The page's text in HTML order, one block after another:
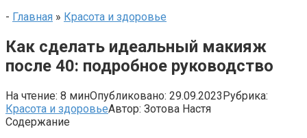
- Главная » Красота и здоровье
Как сделать идеальный макияж
после 40: подробное руководство
На чтение: 8 минОпубликовано: 29.09.2023Рубрика:
Красота и здоровьеАвтор: Зотова Настя
Содержание